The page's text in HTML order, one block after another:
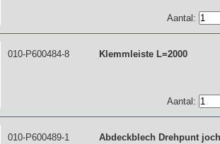
Aantal:
010-P600484-8 Klemmleiste L=2000
Aantal:
010-P600489-1 Abdeckblech Drehpunt joch